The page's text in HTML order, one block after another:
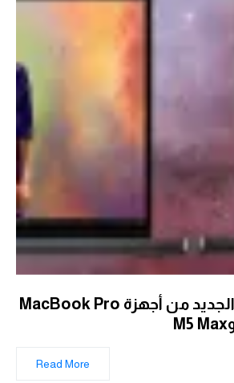
أبل تطلق الجيل الجديد من أجهزة MacBook Pro
Read More